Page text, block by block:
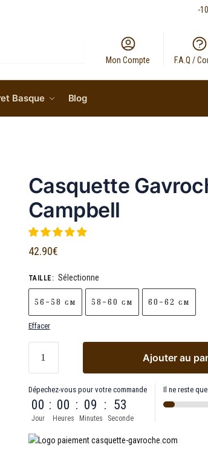
-
Mon Compte F.A.Q /
Basque Blog
Casquette
Campbell
42.90€
TAILLE : Sélectionne
56-58 cm 58-60 cm 60-62 cm
Effacer
Ajouter au
Dépechez-vous pour votre commande
00
Jour
: 00
Heures
: 09
Minutes
: 52
Seconde
Il ne reste